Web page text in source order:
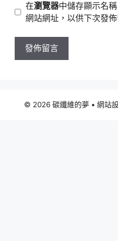
址
站
址
在瀏覽器中儲存顯示名
網站網址，以供下次發佈
© 2026 碳纖維的夢 • 網站